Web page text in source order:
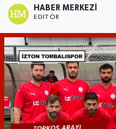
HABER MERKEZI
EDITÖR
Haber Arşivi